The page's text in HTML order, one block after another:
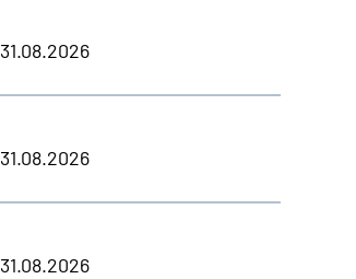
31.08.2026
31.08.2026
31.08.2026